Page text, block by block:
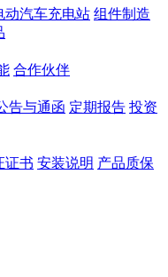
动汽车充电站 组件制造
合作伙伴
告与通函 定期报告 投资
证书 安装说明 产品质保